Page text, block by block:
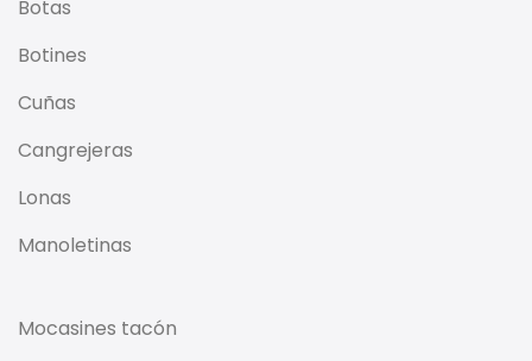
Botas
Botines
Cuñas
Cangrejeras
Lonas
Manoletinas
Mocasines tacón